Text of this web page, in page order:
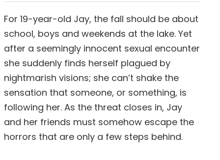
For 19-year-old Jay, the fall should be about
school, boys and weekends at the lake. Yet
after a seemingly innocent sexual encounter
she suddenly finds herself plagued by
nightmarish visions; she can’t shake the
sensation that someone, or something, is
following her. As the threat closes in, Jay
and her friends must somehow escape the
horrors that are only a few steps behind.